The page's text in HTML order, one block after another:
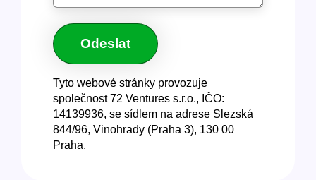
Tyto webové stránky provozuje
společnost 72 Ventures s.r.o., IČO:
14139936, se sídlem na adrese Slezská
844/96, Vinohrady (Praha 3), 130 00
Praha.